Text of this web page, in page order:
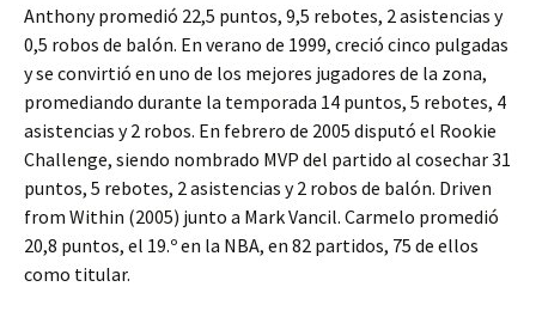
Anthony promedió 22,5 puntos, 9,5 rebotes, 2 asistencias y
0,5 robos de balón. En verano de 1999, creció cinco pulgadas
y se convirtió en uno de los mejores jugadores de la zona,
promediando durante la temporada 14 puntos, 5 rebotes, 4
asistencias y 2 robos. En febrero de 2005 disputó el Rookie
Challenge, siendo nombrado MVP del partido al cosechar 31
puntos, 5 rebotes, 2 asistencias y 2 robos de balón. Driven
from Within (2005) junto a Mark Vancil. Carmelo promedió
20,8 puntos, el 19.º en la NBA, en 82 partidos, 75 de ellos
como titular.